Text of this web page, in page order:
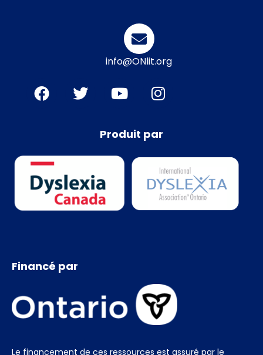
info@ONlit.org
Produit par
Financé par
Le financement de ces ressources est assuré par le